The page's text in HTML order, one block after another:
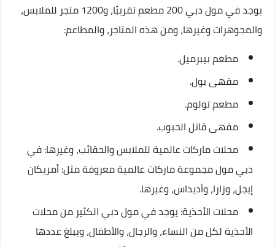
يوجد في مول دبي 200 مطعم تقريبًا، و1200 متجر للملابس،
والمجوهرات وغيرها، ومن هذه المتاجر، والمطاعم:
مطعم بيبرميل.
مقهى بول.
مطعم تولوم.
مقهى قاتل الحبوب.
محلات ماركات عالمية للملابس والحقائب، وغيرها: في
دبي مول مجموعة ماركات عالمية معروفة مثل: أمريكان
إيجل، وزارا، وأديداس، وغيرها.
محلات الأحذية: يوجد في مول دبي الكثير من محلات
الأحذية لكل من النساء، والرجال، والأطفال، ويبلغ عددها